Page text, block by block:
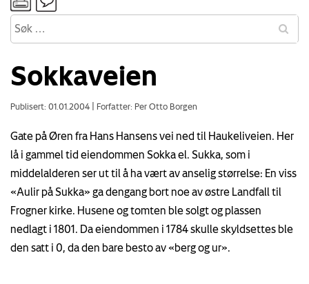
Sokkaveien
Publisert: 01.01.2004 Forfatter: Per Otto Borgen
Gate på Øren fra Hans Hansens vei ned til Haukeliveien. Her
lå i gammel tid eiendommen Sokka el. Sukka, som i
middelalderen ser ut til å ha vært av anselig størrelse: En viss
«Aulir på Sukka» ga dengang bort noe av østre Landfall til
Frogner kirke. Husene og tomten ble solgt og plassen
nedlagt i 1801. Da eiendommen i 1784 skulle skyldsettes ble
den satt i 0, da den bare besto av «berg og ur».